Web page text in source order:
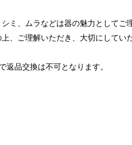
ミ、ムラなどは器の魅力としてご
上、ご理解いただき、大切にしてい
返品交換は不可となります。